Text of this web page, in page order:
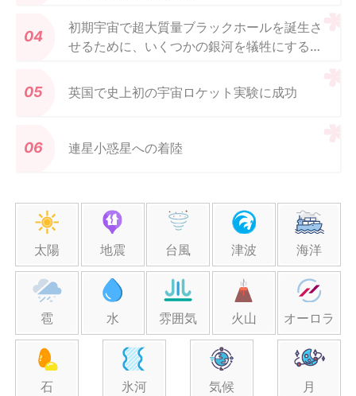
初期宇宙で超大質量ブラックホールを誕生さ
せるために、いくつかの銀河を犠牲にする必
英国で史上初の宇宙ロケット実験に成功
連星小惑星への着陸
太陽 地震 台風 津波 海洋
雹 水 雰囲気 火山 オーロラ
石 氷河 気候 月